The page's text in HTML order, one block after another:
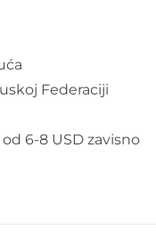
Federaciji
od 6-8 USD zavisno